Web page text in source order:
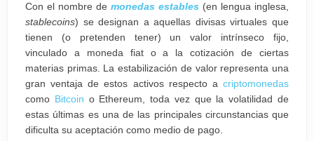
Con el nombre de monedas estables (en lengua inglesa,
stablecoins) se designan a aquellas divisas virtuales que
tienen (o pretenden tener) un valor intrínseco fijo,
vinculado a moneda fiat o a la cotización de ciertas
materias primas. La estabilización de valor representa una
gran ventaja de estos activos respecto a criptomonedas
como Bitcoin o Ethereum, toda vez que la volatilidad de
estas últimas es una de las principales circunstancias que
dificulta su aceptación como medio de pago.